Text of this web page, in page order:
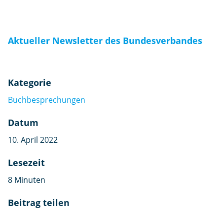
Aktueller Newsletter des Bundesverbandes
Kategorie
Buchbesprechungen
Datum
10. April 2022
Lesezeit
8 Minuten
Beitrag teilen